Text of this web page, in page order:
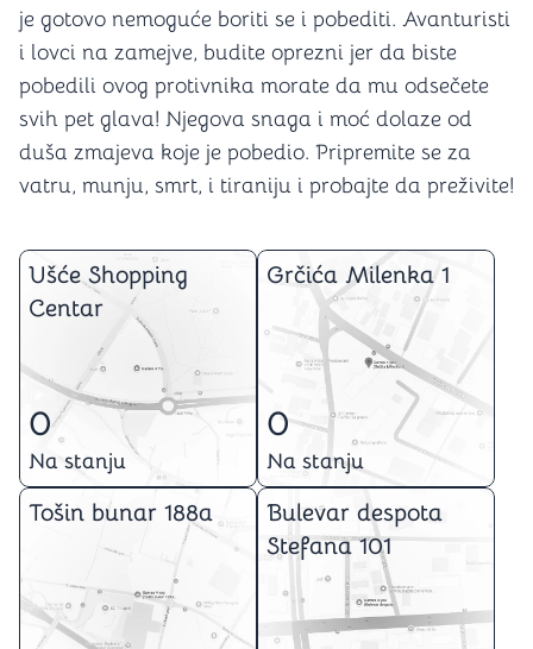
je gotovo nemoguće boriti se i pobediti. Avanturisti
i lovci na zamejve, budite oprezni jer da biste
pobedili ovog protivnika morate da mu odsečete
svih pet glava! Njegova snaga i moć dolaze od
duša zmajeva koje je pobedio. Pripremite se za
vatru, munju, smrt, i tiraniju i probajte da preživite!
Ušće Shopping
Centar
0
Na stanju
Grčića Milenka 1
0
Na stanju
Tošin bunar 188a
Bulevar despota
Stefana 101